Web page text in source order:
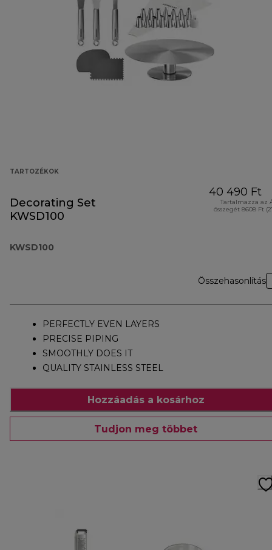
TARTOZÉKOK
Decorating Set
KWSD100
KWSD100
40 490 Ft
Tartalmazza az
összegét 8608 Ft
Összehasonlítás
PERFECTLY EVEN LAYERS
PRECISE PIPING
SMOOTHLY DOES IT
QUALITY STAINLESS STEEL
Hozzáadás a kosárhoz
Tudjon meg többet